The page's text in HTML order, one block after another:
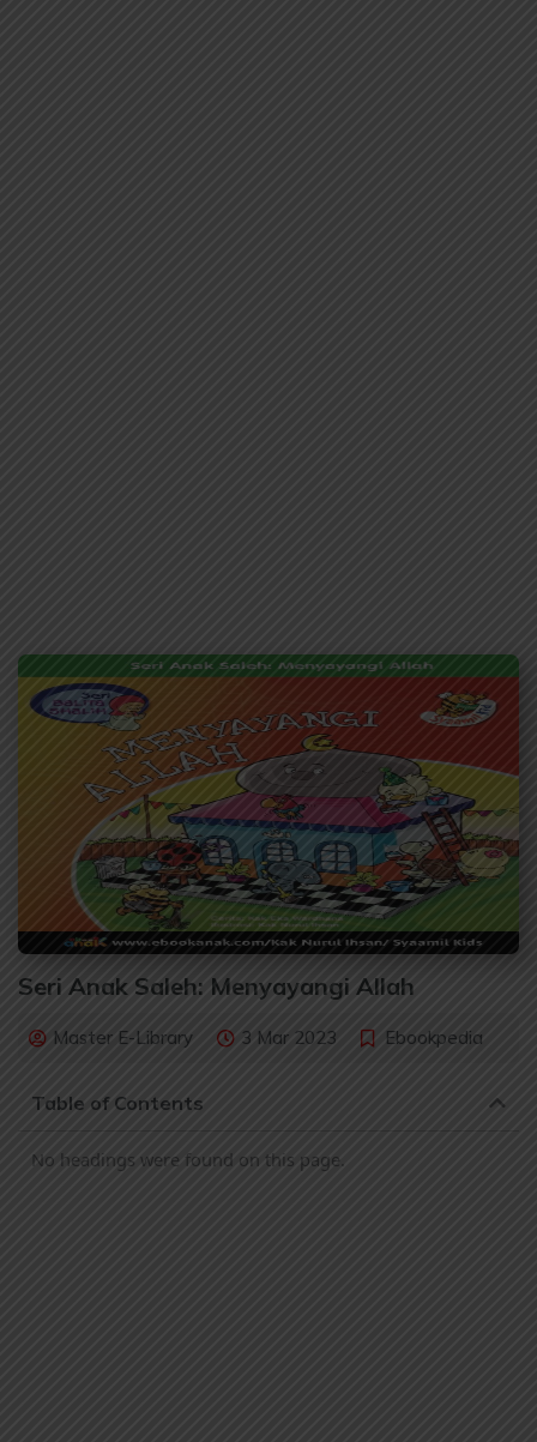
Seri Anak Saleh: Menyayangi Allah
Master E-Library 3 Mar 2023 Ebookpedia
Table of Contents
No headings were found on this page.